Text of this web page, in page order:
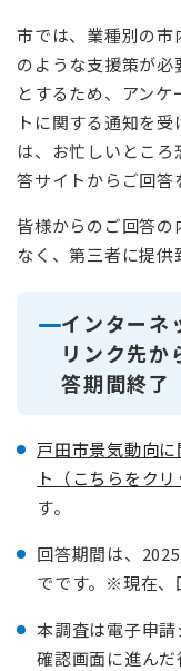
市では、業種別の
のような支援策が
とするため、アン
トに関する通知を
は、お忙しいとこ
答サイトからご回答
皆様からのご回答
なく、第三者に提供
インターネ
リンク先
答期間終了
戸田市景気動向
ト（こちらをクリ
す。
回答期間は、
でです。※現在、
本調査は電子申請
確認画面に進ん